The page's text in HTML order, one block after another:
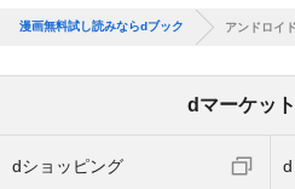
漫画無料試し読みならdブック アンドロイ
dマーケッ
dショッピング